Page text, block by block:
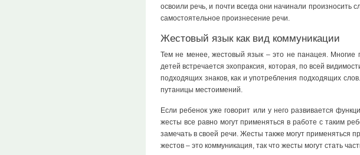
освоили речь, и почти всегда они начинали произносить
самостоятельное произнесение речи.
Жестовый язык как вид коммуникации
Тем не менее, жестовый язык – это не панацея. Многие
детей встречается эхопраксия, которая, по всей
подходящих знаков, как и употребления подходящих
путаницы местоимений.
Если ребенок уже говорит или у него развивается
жесты все равно могут применяться в работе с таким
замечать в своей речи. Жесты также могут применяться
жестов – это коммуникация, так что жесты могут стать